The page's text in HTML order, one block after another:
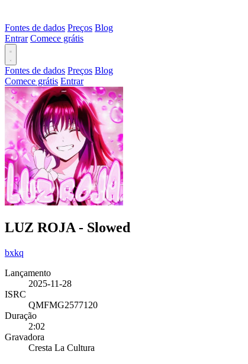
Fontes de dados Preços Blog
Entrar Comece grátis
Fontes de dados Preços Blog
Comece grátis Entrar
LUZ ROJA - Slowed
bxkq
Lançamento
2025-11-28
ISRC
QMFMG2577120
Duração
2:02
Gravadora
Cresta La Cultura